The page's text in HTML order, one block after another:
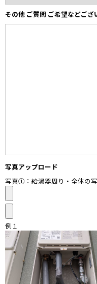
その他 ご質問 ご希望などご
写真アップロード
写真①：給湯器周り・全体の
例１